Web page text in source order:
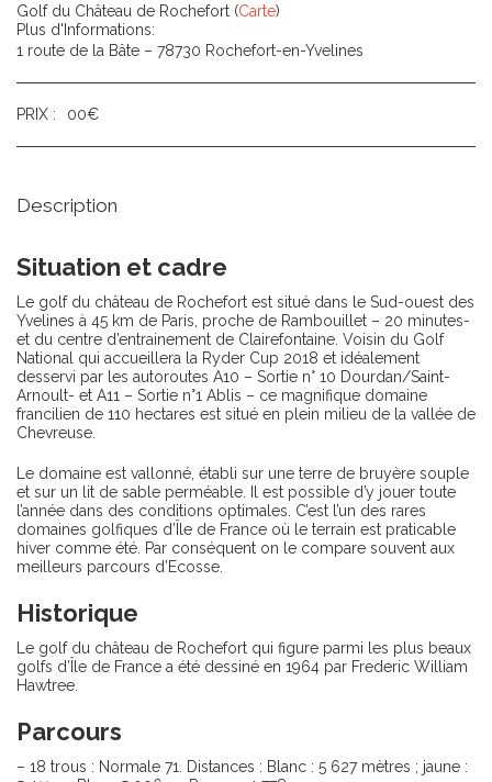
Golf du Château de Rochefort (Carte)
Plus d'Informations:
1 route de la Bâte – 78730 Rochefort-en-Yvelines
PRIX : 00€
Description
Situation et cadre
Le golf du château de Rochefort est situé dans le Sud-ouest des
Yvelines à 45 km de Paris, proche de Rambouillet – 20 minutes-
et du centre d’entrainement de Clairefontaine. Voisin du Golf
National qui accueillera la Ryder Cup 2018 et idéalement
desservi par les autoroutes A10 – Sortie n° 10 Dourdan/Saint-
Arnoult- et A11 – Sortie n°1 Ablis – ce magnifique domaine
francilien de 110 hectares est situé en plein milieu de la vallée de
Chevreuse.
Le domaine est vallonné, établi sur une terre de bruyère souple
et sur un lit de sable perméable. Il est possible d’y jouer toute
l’année dans des conditions optimales. C’est l’un des rares
domaines golfiques d’Île de France où le terrain est praticable
hiver comme été. Par conséquent on le compare souvent aux
meilleurs parcours d’Ecosse.
Historique
Le golf du château de Rochefort qui figure parmi les plus beaux
golfs d’Île de France a été dessiné en 1964 par Frederic William
Hawtree.
Parcours
– 18 trous : Normale 71. Distances : Blanc : 5 627 mètres ; jaune :